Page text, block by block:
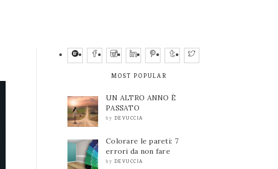
MOST POPULAR
UN ALTRO ANNO È
PASSATO
by DEVUCCIA
Colorare le pareti: 7
errori da non fare
by DEVUCCIA